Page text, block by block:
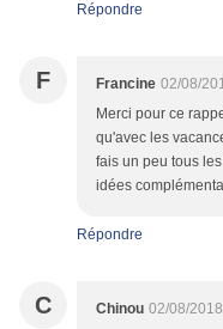
Répondre
F Francine 02/08/
Merci pour ce
qu'avec les
fais un peu tous
idées
Répondre
C Chinou 02/08/